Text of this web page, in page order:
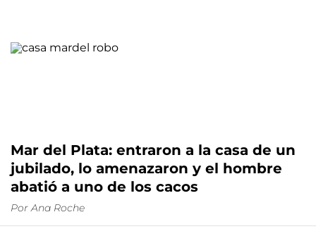
Mar del Plata: entraron a la casa de un
jubilado, lo amenazaron y el hombre
abatió a uno de los cacos
Por Ana Roche